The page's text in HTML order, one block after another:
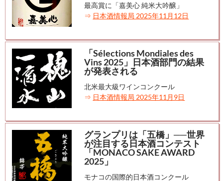
最高賞に「嘉美心 純米大吟醸」
⇒ 日本酒情報局 2025年11月12日
「Sélections Mondiales des
Vins 2025」日本酒部門の結果
が発表される
北米最大級ワインコンクール
⇒ 日本酒情報局 2025年11月9日
グランプリは「五橋」──世界
が注目する日本酒コンテスト
「MONACO SAKE AWARD
2025」
モナコの国際的日本酒コンクール